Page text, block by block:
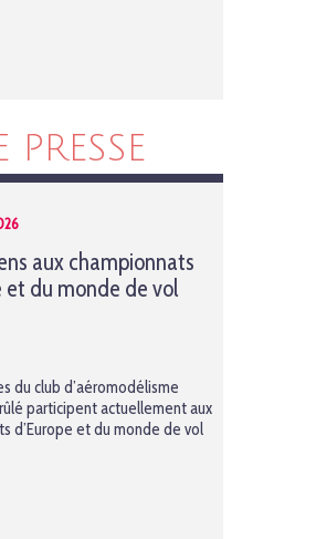
PRESSE
aux championnats
et du monde de vol
du club d’aéromodélisme
participent actuellement aux
d’Europe et du monde de vol